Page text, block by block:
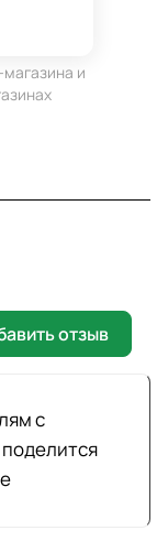
и
с
отзыв